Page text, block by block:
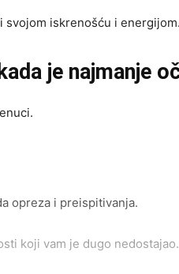
svojom iskrenošću i energijom.
je najmanje
opreza i preispitivanja.
koji vam je dugo nedostajao.